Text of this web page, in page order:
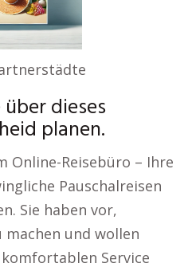
dieses
planen.
Online-Reisebüro – Ihre
Pauschalreisen
Sie haben vor,
und wollen
Service